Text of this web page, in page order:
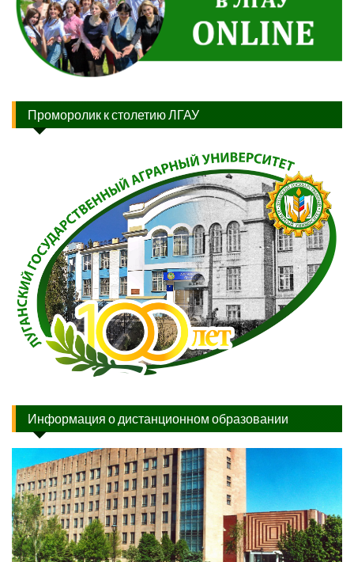
Проморолик к столетию ЛГАУ
Информация о дистанционном образовании